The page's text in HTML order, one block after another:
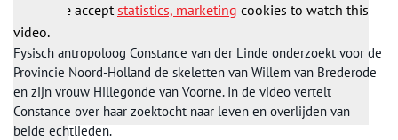
Please acceptstatistics, marketing cookies to watch this
video.
Fysisch antropoloog Constance van der Linde onderzoekt voor de
Provincie Noord-Holland de skeletten van Willem van Brederode
en zijn vrouw Hillegonde van Voorne. In de video vertelt
Constance over haar zoektocht naar leven en overlijden van
beide echtlieden.